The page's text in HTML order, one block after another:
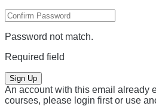
Password not match.
Required field
Sign Up
An account with this email already
courses, please login first or use